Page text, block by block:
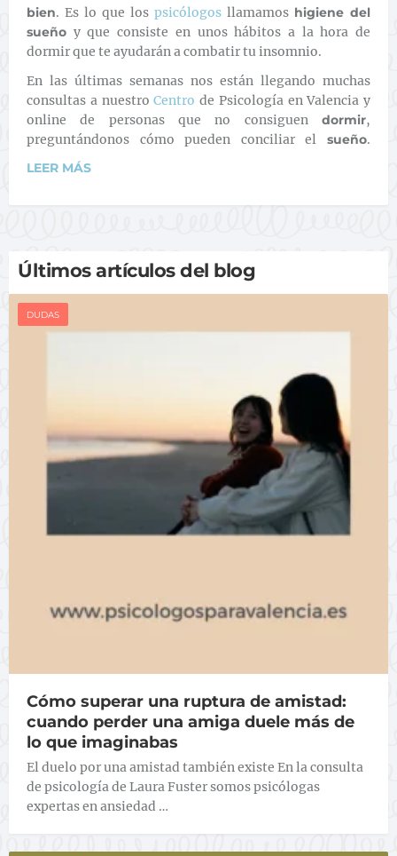
bien. Es lo que los psicólogos llamamos higiene del
sueño y que consiste en unos hábitos a la hora de
dormir que te ayudarán a combatir tu insomnio.
En las últimas semanas nos están llegando muchas
consultas a nuestroCentro de Psicología en Valencia y
online de personas que no consiguen dormir,
preguntándonos cómo pueden conciliar el sueño.
LEER MÁS
Últimos artículos del blog
DUDAS
Cómo superar una ruptura de amistad:
cuando perder una amiga duele más de
lo que imaginabas
El duelo por una amistad también existe En la consulta
de psicología de Laura Fuster somos psicólogas
expertas en ansiedad …